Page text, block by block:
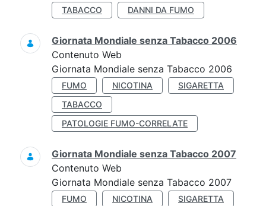
TABACCO
DANNI DA FUMO
Giornata Mondiale senza Tabacco 2006
Contenuto Web
Giornata Mondiale senza Tabacco 2006
FUMO NICOTINA
SIGARETTA
TABACCO
PATOLOGIE FUMO-CORRELATE
Giornata Mondiale senza Tabacco 2007
Contenuto Web
Giornata Mondiale senza Tabacco 2007
FUMO NICOTINA
SIGARETTA